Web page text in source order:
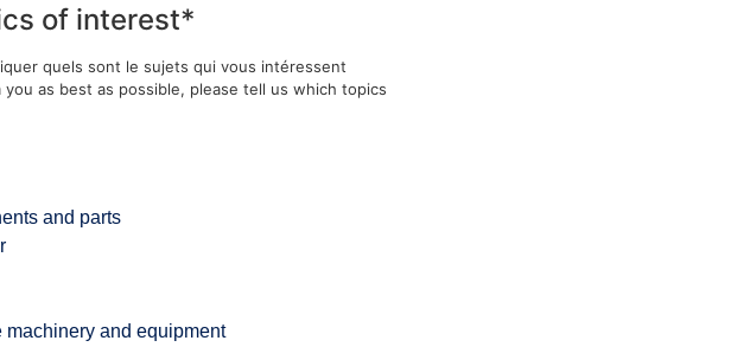
of interest*
quels sont le sujets qui vous intéressent
as best as possible, please tell us which topics
and parts
machinery and equipment